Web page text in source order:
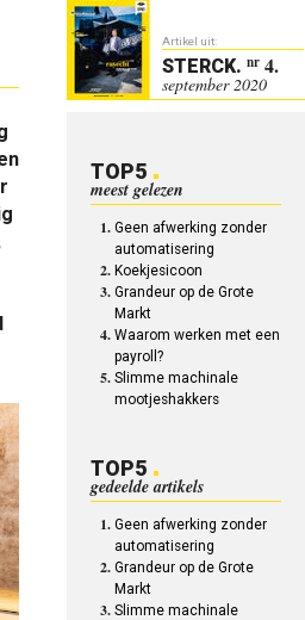
Artikel uit:
STERCK. nr 4.
september 2020
TOP5
meest gelezen
Geen afwerking zonder
automatisering
Koekjesicoon
Grandeur op de Grote
Markt
Waarom werken met een
payroll?
Slimme machinale
mootjeshakkers
TOP5
gedeelde artikels
Geen afwerking zonder
automatisering
Grandeur op de Grote
Markt
Slimme machinale